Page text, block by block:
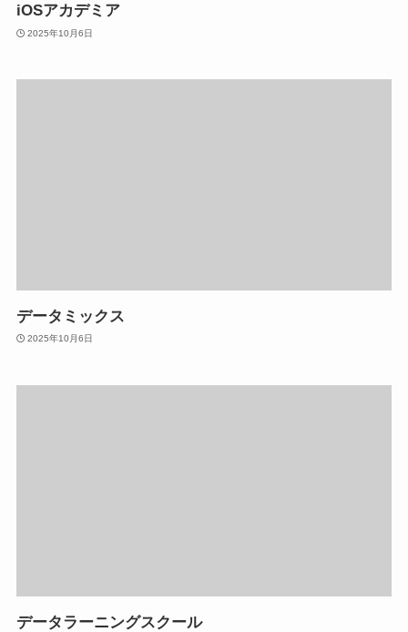
iOSアカデミア
2025年10月6日
データミックス
2025年10月6日
データラーニングスクール